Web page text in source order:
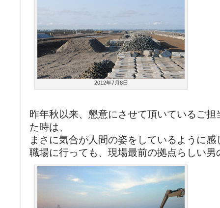
2012年7月8日
昨年秋以来、懇意にさせて頂いているご
た時は、
まさに気合が人間の姿をしているように感
職場に行っても、現場最前の拠点らしい